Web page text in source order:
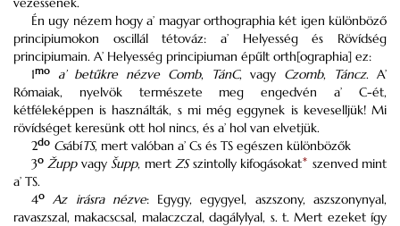
Én ugy nézem hogy a’ magyar orthographia két igen különböző
principiumokon oscillál tétováz: a’ Helyesség és Rövídség
principiumain. A’ Helyesség principiuman épűlt orth[ographia] ez:
1mo a’ betűkre nézve Comb, TánC, vagy Czomb, Táncz. A’
Rómaiak, nyelvök természete meg engedvén a’ C-ét,
kétféleképpen is használták, s mi még eggynek is keveselljük! Mi
rövídséget keresünk ott hol nincs, és a’ hol van elvetjük.
2do CsábíTS, mert valóban a’ Cs és TS egészen különbözők
3o Župpvagy Šupp, mertZSszintolly kifogásokat* szenved mint
a’ TS.
4o Az irásra nézve: Egygy, egygyel, aszszony, aszszonynyal,
ravaszszal, makacscsal, malaczczal, dagálylyal, s. t. Mert ezeket így